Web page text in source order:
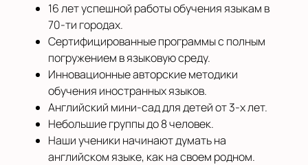
16 лет успешной работы обучения языкам в
70-ти городах.
Сертифицированные программы с полным
погружением в языковую среду.
Инновационные авторские методики
обучения иностранных языков.
Английский мини-сад для детей от 3-х лет.
Небольшие группы до 8 человек.
Наши ученики начинают думать на
английском языке, как на своем родном.